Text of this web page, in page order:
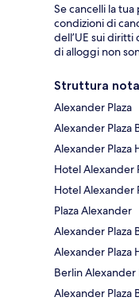
Se cancelli la
condizioni di
dell’UE sui
di alloggi non
Struttura
Alexander Plaza
Alexander Plaza
Alexander Plaza
Hotel Alexander
Hotel Alexander
Plaza Alexander
Alexander Plaza
Alexander Plaza
Berlin Alexander
Alexander Plaza